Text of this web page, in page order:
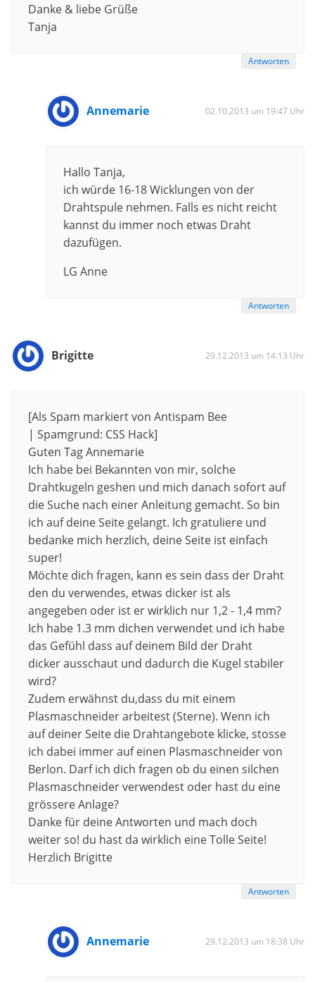
Danke & liebe Grüße
Tanja
Antworten
Annemarie 02.10.2013 um 19:47 Uhr
Hallo Tanja,
ich würde 16-18 Wicklungen von der
Drahtspule nehmen. Falls es nicht reicht
kannst du immer noch etwas Draht
dazufügen.
LG Anne
Antworten
Brigitte 29.12.2013 um 14:13 Uhr
[Als Spam markiert von Antispam Bee
| Spamgrund: CSS Hack]
Guten Tag Annemarie
Ich habe bei Bekannten von mir, solche
Drahtkugeln geshen und mich danach sofort auf
die Suche nach einer Anleitung gemacht. So bin
ich auf deine Seite gelangt. Ich gratuliere und
bedanke mich herzlich, deine Seite ist einfach
super!
Möchte dich fragen, kann es sein dass der Draht
den du verwendes, etwas dicker ist als
angegeben oder ist er wirklich nur 1,2 - 1,4 mm?
Ich habe 1.3 mm dichen verwendet und ich habe
das Gefühl dass auf deinem Bild der Draht
dicker ausschaut und dadurch die Kugel stabiler
wird?
Zudem erwähnst du,dass du mit einem
Plasmaschneider arbeitest (Sterne). Wenn ich
auf deiner Seite die Drahtangebote klicke, stosse
ich dabei immer auf einen Plasmaschneider von
Berlon. Darf ich dich fragen ob du einen silchen
Plasmaschneider verwendest oder hast du eine
grössere Anlage?
Danke für deine Antworten und mach doch
weiter so! du hast da wirklich eine Tolle Seite!
Herzlich Brigitte
Antworten
Annemarie 29.12.2013 um 18:38 Uhr